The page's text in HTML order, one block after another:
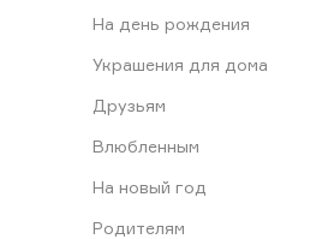
На день рождения
Украшения для дома
Друзьям
Влюбленным
На новый год
Родителям